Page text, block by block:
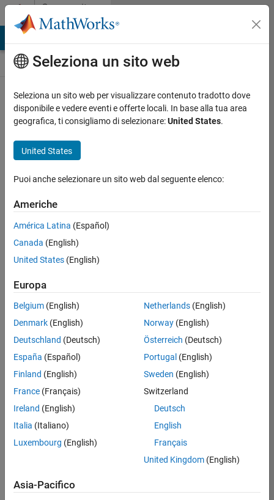
Vai al contenutoCommunity
Contests
Create and remix
entries are only
available on
desktop
Back to Gallery
Pereira
/
Color
Ring v1
on
Oct
2021
0
Seleziona un sito web
Seleziona un sito web per visualizzare contenuto tradotto dove
disponibile e vedere eventi e offerte locali. In base alla tua area
geografica, ti consigliamo di selezionare:United States.
United States
Puoi anche selezionare un sito web dal seguente elenco:
Americhe
América Latina (Español)
Canada (English)
United States (English)
Europa
Belgium (English)
Denmark (English)
Deutschland (Deutsch)
España (Español)
Finland (English)
France (Français)
Ireland (English)
Italia (Italiano)
Luxembourg (English)
Netherlands(English)
Norway(English)
Österreich (Deutsch)
Portugal (English)
Sweden (English)
Switzerland
Deutsch
English
Français
United Kingdom(English)
Asia-Pacifico